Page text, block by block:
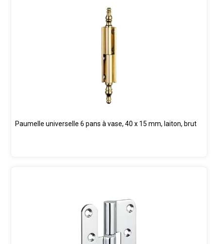
Paumelle universelle 6 pans à vase, 40 x 15 mm, laiton, brut